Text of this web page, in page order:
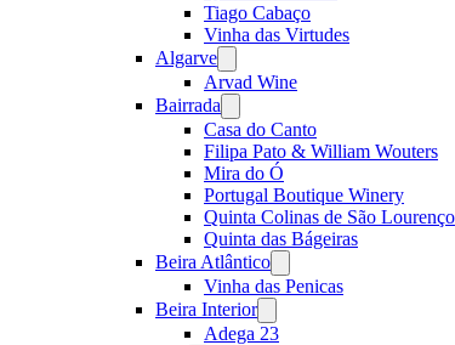
Tiago Cabaço
Vinha das Virtudes
Algarve
menu
Arvad Wine
Bairrada
menu
Casa do Canto
Filipa Pato & William Wouters
Mira do Ó
Portugal Boutique Winery
Quinta Colinas de São Lourenço
Quinta das Bágeiras
Beira Atlântico
menu
Vinha das Penicas
Beira Interior
menu
Adega 23